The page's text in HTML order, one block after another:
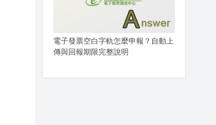
電子發票空白字軌怎麼申報？自動上
傳與回報期限完整說明